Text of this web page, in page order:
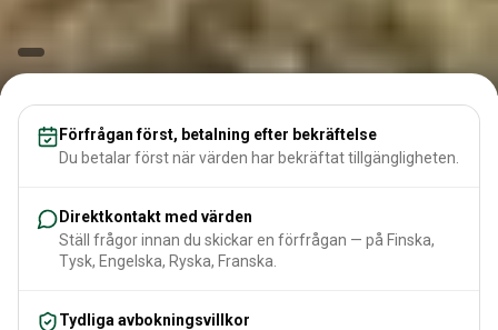
Förfrågan först, betalning efter bekräftelse
Du betalar först när värden har bekräftat tillgängligheten.
Direktkontakt med värden
Ställ frågor innan du skickar en förfrågan — på Finska,
Tysk, Engelska, Ryska, Franska.
Tydliga avbokningsvillkor